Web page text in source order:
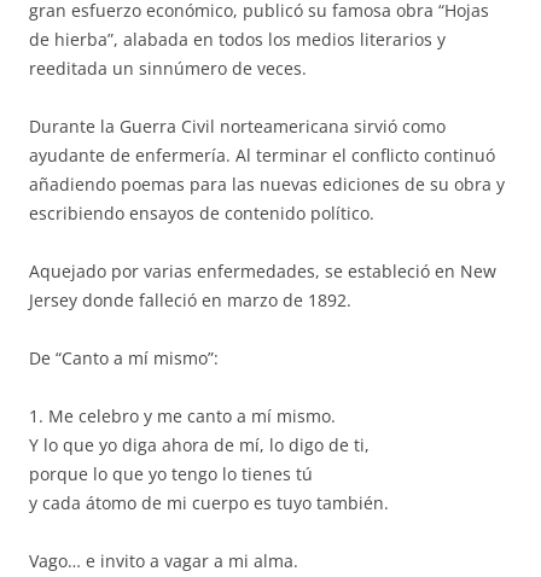
gran esfuerzo económico, publicó su famosa obra “Hojas
de hierba”, alabada en todos los medios literarios y
reeditada un sinnúmero de veces.
Durante la Guerra Civil norteamericana sirvió como
ayudante de enfermería. Al terminar el conflicto continuó
añadiendo poemas para las nuevas ediciones de su obra y
escribiendo ensayos de contenido político.
Aquejado por varias enfermedades, se estableció en New
Jersey donde falleció en marzo de 1892.
De “Canto a mí mismo”:
1. Me celebro y me canto a mí mismo.
Y lo que yo diga ahora de mí, lo digo de ti,
porque lo que yo tengo lo tienes tú
y cada átomo de mi cuerpo es tuyo también.
Vago… e invito a vagar a mi alma.